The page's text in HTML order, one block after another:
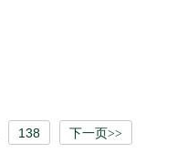
138 下一页>>